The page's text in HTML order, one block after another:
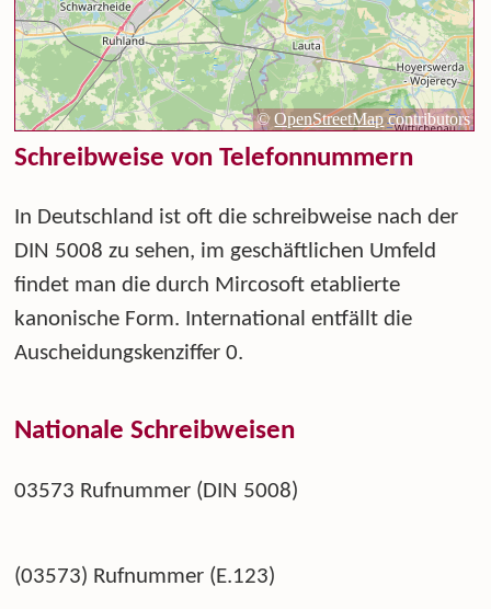
Schreibweise von Telefonnummern
In Deutschland ist oft die schreibweise nach der
DIN 5008 zu sehen, im geschäftlichen Umfeld
findet man die durch Mircosoft etablierte
kanonische Form. International entfällt die
Auscheidungskenziffer 0.
Nationale Schreibweisen
03573 Rufnummer (DIN 5008)
(03573) Rufnummer (E.123)